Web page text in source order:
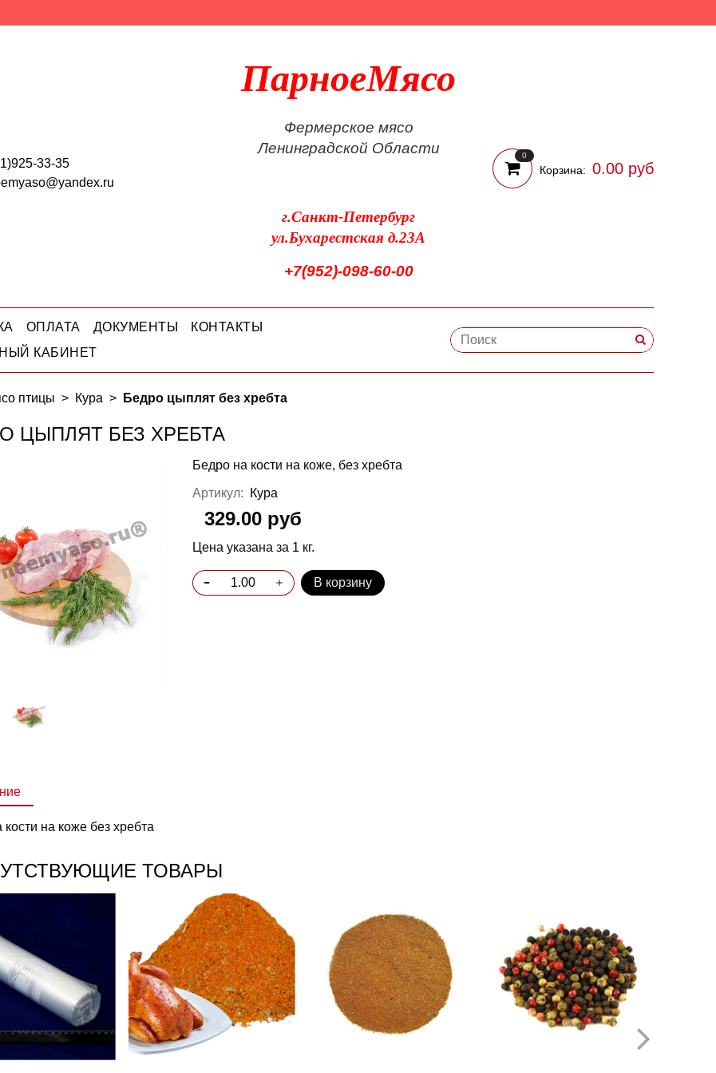
33-35
ПарноеМясо
Фермерское мясо
Ленинградской Области
г.Санкт-Петербург
ул.Бухарестская д.23А
+7(952)-098-60-00
0
Корзина: 0.00 руб
ОПЛАТА ДОКУМЕНТЫ
КОНТАКТЫ
КАБИНЕТ
птицы Кура Бедро цыплят без хребта
ЦЫПЛЯТ БЕЗ ХРЕБТА
Бедро на кости на коже, без хребта
Артикул: Кура
329.00 руб
Цена указана за 1 кг.
В корзину
кости на коже без хребта
ТОВАРЫ